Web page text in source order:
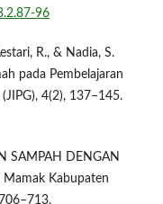
96
R., & Nadia, S.
pada Pembelajaran
4(2), 137–145.
SAMPAH DENGAN
Mamak Kabupaten